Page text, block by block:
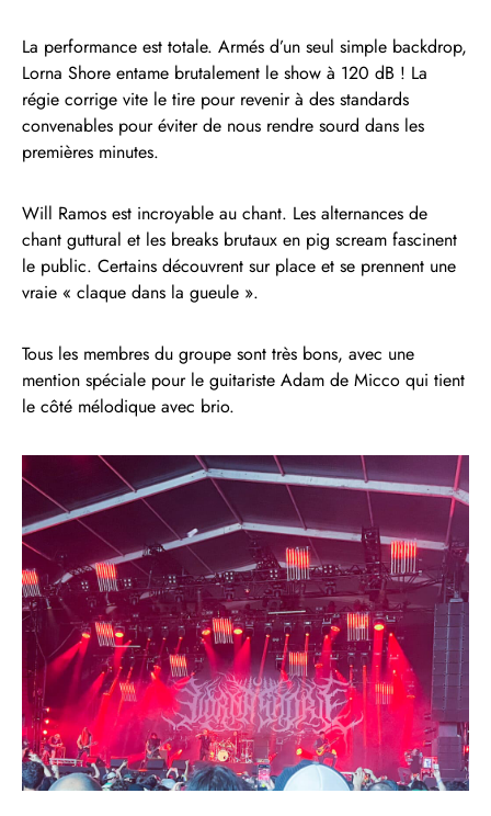
La performance est totale. Armés d’un seul simple backdrop,
Lorna Shore entame brutalement le show à 120 dB ! La
régie corrige vite le tire pour revenir à des standards
convenables pour éviter de nous rendre sourd dans les
premières minutes.
Will Ramos est incroyable au chant. Les alternances de
chant guttural et les breaks brutaux en pig scream fascinent
le public. Certains découvrent sur place et se prennent une
vraie « claque dans la gueule ».
Tous les membres du groupe sont très bons, avec une
mention spéciale pour le guitariste Adam de Micco qui tient
le côté mélodique avec brio.